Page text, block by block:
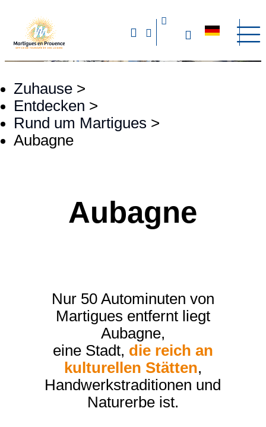
Zuhause >
Entdecken >
Rund um Martigues >
Aubagne
Aubagne
Nur 50 Autominuten von
Martigues entfernt liegt
Aubagne,
eine Stadt, die reich an
kulturellen Stätten,
Handwerkstraditionen und
Naturerbe ist.